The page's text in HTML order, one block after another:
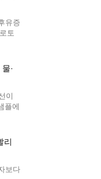
유증
토
·
이
플에
리
보다